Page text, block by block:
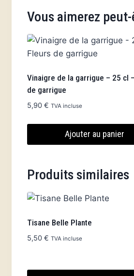
Vous aimerez
Vinaigre de la garrigue – 25 cl
de garrigue
5,90 € TVA incluse
Ajouter au panier
Produits similaires
Tisane Belle Plante
5,50 € TVA incluse